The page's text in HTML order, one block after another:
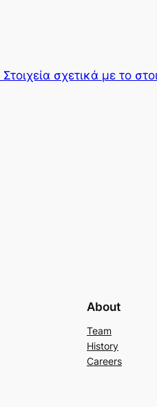
Στοιχεία σχετικά με το
About
Team
History
Careers